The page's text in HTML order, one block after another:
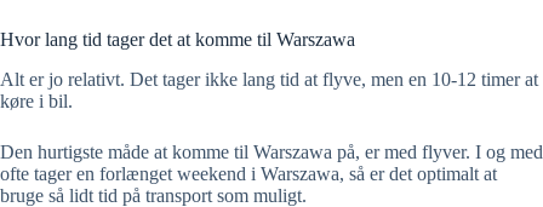
Hvor lang tid tager det at komme til Warszawa
Alt er jo relativt. Det tager ikke lang tid at flyve, men en 10-12 timer at
køre i bil.
Den hurtigste måde at komme til Warszawa på, er med flyver. I og med
ofte tager en forlænget weekend i Warszawa, så er det optimalt at
bruge så lidt tid på transport som muligt.